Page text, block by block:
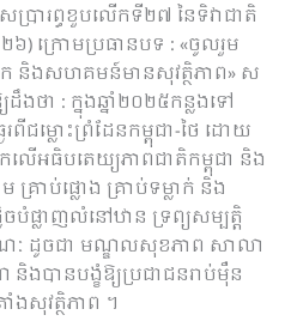
ារព្ធ​ខួប​លើក​ទី​២៧​ នៃ​ទិវា​ជាតិ​
) ក្រោម​ប្រធានបទ : «​ចូលរួម​
និង​សហគមន៍​មាន​សុវត្ថិភាព» ស
ង​ថា : ក្នុង​ឆ្នាំ​២០២៥​កន្លង​ទៅ
ពី​ជម្លោះព្រំដែន​កម្ពុជា​-​ថៃ ដោយ​
ើ​អធិបតេយ្យភាព​ជាតិ​កម្ពុជា និង​
គ្រាប់​ផ្លោង គ្រាប់​ទម្លាក់ និង​
បំផ្លាញ​លំនៅ​ឋាន ទ្រព្យសម្បត្តិ
រណៈ ដូច​ជា មណ្ឌល​សុខភាព សាលា
និង​បាន​បង្ខំ​ឱ្យ​ប្រជាជន​រាប់​ម៉ឺន​
ង​សុវត្ថិភាព​ ។